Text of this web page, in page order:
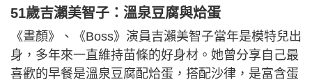
51歲吉瀨美智子：溫泉豆腐與烚蛋
《晝顏》、《Boss》演員吉瀨美智子當年是模特兒出
身，多年來一直維持苗條的好身材。她曾分享自己最
喜歡的早餐是溫泉豆腐配烚蛋，搭配沙律，是富含蛋